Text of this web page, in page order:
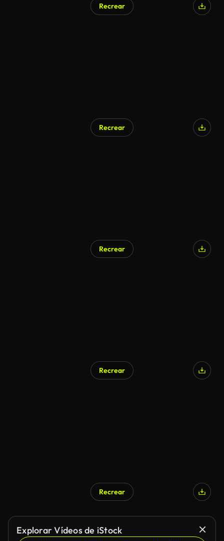
Recrear
Recrear
Recrear
Recrear
Recrear
Explorar Vídeos de iStock